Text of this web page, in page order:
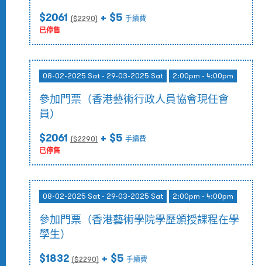
$2061 ($2290) + $5 手續費
已停售
08-02-2025 Sat - 29-03-2025 Sat 2:00pm - 4:00pm
參加門票（香港藝術行政人員協會現任會
員）
$2061 ($2290) + $5 手續費
已停售
08-02-2025 Sat - 29-03-2025 Sat 2:00pm - 4:00pm
參加門票（香港藝術學院學歷頒授課程在學
學生）
$1832 ($2290) + $5 手續費